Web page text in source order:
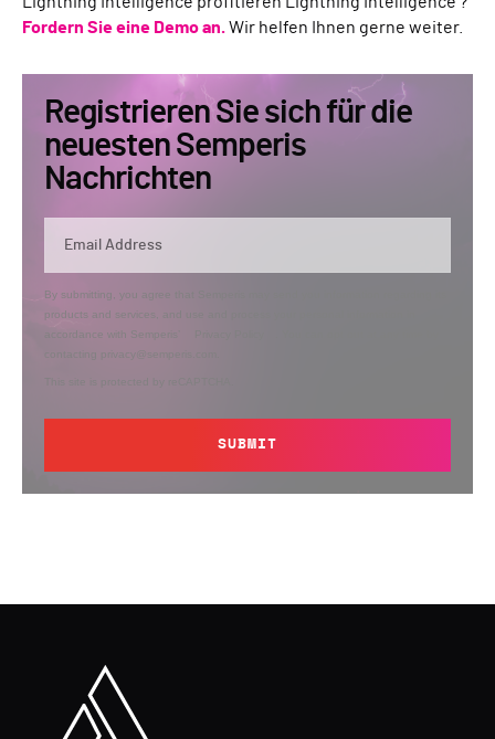
Fordern Sie eine Demo an.Wir helfen Ihnen gerne weiter.
Registrieren Sie sich für die
neuesten Semperis
Nachrichten
By submitting, you agree that Semperis may send you information regarding its
products and services, and use and process your personal information in
accordance with Semperis’
contacting privacy@semperis.com.
SUBMIT